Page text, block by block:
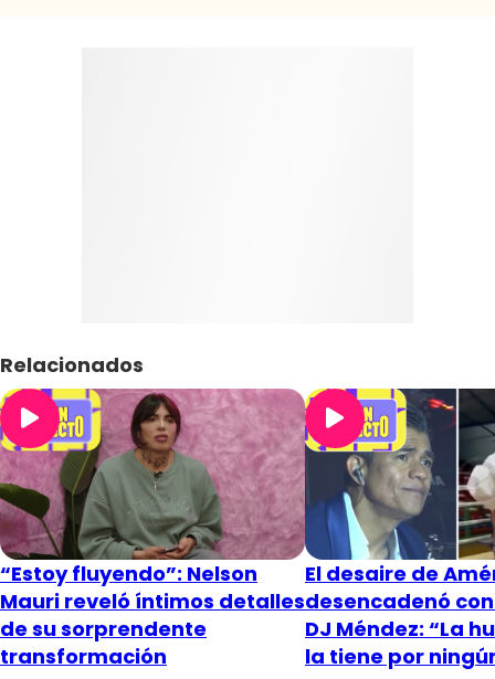
Relacionados
“Estoy fluyendo”: Nelson
Mauri reveló íntimos detalles
de su sorprendente
transformación
El desaire de
desencadenó
DJ Méndez: “La
la tiene por